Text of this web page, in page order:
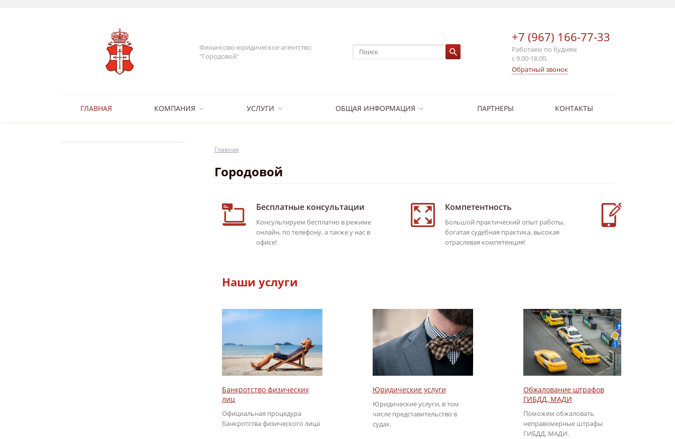
Финансово-юридическое агентство
"Городовой"
+7 (967) 166-77-33
Работаем по будням
с 9.00-18.00.
Обратный звонок
ГЛАВНАЯ КОМПАНИЯ УСЛУГИ ОБЩАЯ ИНФОРМАЦИЯ ПАРТНЕРЫ КОНТАКТЫ
Главная
Городовой
Бесплатные консультации
Консультируем бесплатно в режиме
онлайн, по телефону, а также у нас в
офисе!
Компетентность
Большой практический опыт работы,
богатая судебная практика, высокая
отраслевая компетенция!
Наши услуги
Банкротство физических
лиц
Официальная процедура
банкротства физического лица
Юридические услуги
Юридические услуги, в том
числе представительство в
судах.
Обжалование штрафов
ГИБДД, МАДИ
Поможем обжаловать
неправомерные штрафы
ГИБДД, МАДИ.